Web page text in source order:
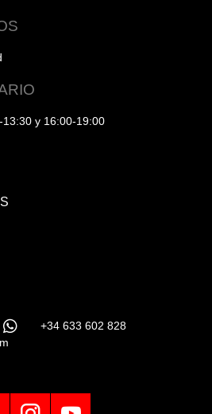
y 16:00-19:00
+34 633 602 828